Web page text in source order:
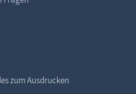
zum Ausdrucken